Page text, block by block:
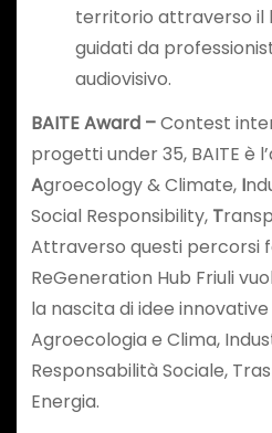
territorio attraverso il
guidati da
audiovisivo.
BAITE Award –Contest
progetti under 35, BAITE è
Agroecology & Climate, I
Social Responsibility, T
Attraverso questi percorsi
ReGeneration Hub Friuli
la nascita di idee innovative
Agroecologia e Clima,
Responsabilità Sociale,
Energia.